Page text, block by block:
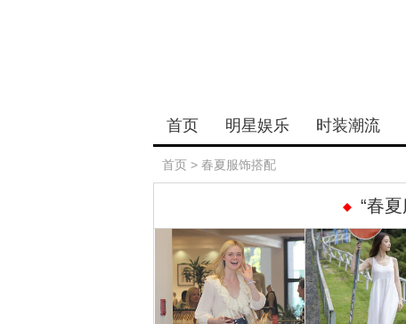
首页 明星娱乐 时装潮流
首页 > 春夏服饰搭配
“春